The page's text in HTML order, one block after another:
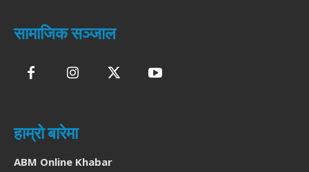
सामाजिक सञ्जाल
हाम्रो बारेमा
ABM Online Khabar